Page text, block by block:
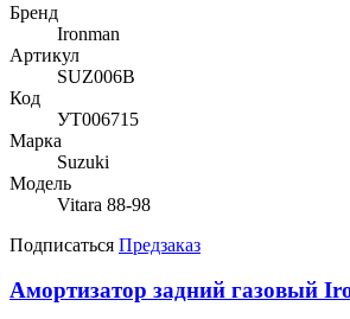
Бренд
Ironman
Артикул
SUZ006B
Код
УТ006715
Марка
Suzuki
Модель
Vitara 88-98
Подписаться Предзаказ
Амортизатор задний газовый